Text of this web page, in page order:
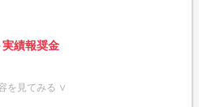
績報奨金
を見てみる ∨